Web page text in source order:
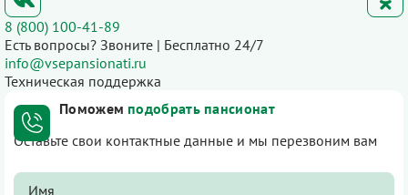
8 (800) 100-41-89
Есть вопросы? Звоните | Бесплатно 24/7
info@vsepansionati.ru
Техническая поддержка
Поможем подобрать пансионат
Оставьте свои контактные данные и мы перезвоним вам